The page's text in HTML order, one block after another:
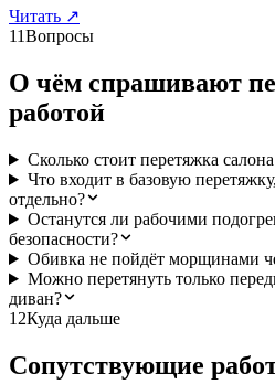
Читать ↗
11Вопросы
О чём спрашивают
работой
Сколько стоит перетяжка
Что входит в базовую
отдельно?
Останутся ли рабочими
безопасности?
Обивка не пойдёт морщинами
Можно перетянуть только
диван?
12Куда дальше
Сопутствующие